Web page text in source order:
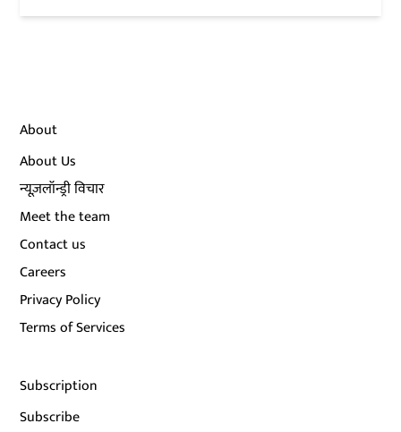
About
About Us
न्यूज़लॉन्ड्री विचार
Meet the team
Contact us
Careers
Privacy Policy
Terms of Services
Subscription
Subscribe